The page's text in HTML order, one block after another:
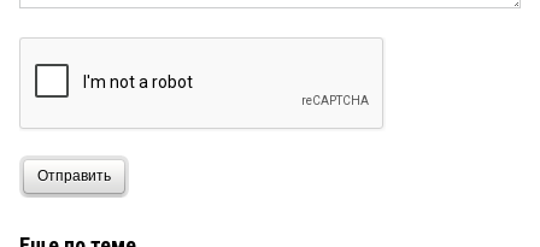
Дык Москва и по мусору как лучше хотела, чтобы
полигоны по правилам построенные да не на
лучше? Полигона как не было, так и нет, мусор
теперь абы куда выбрасывают вместо старых
добилась выполнения. Нет у региона на полигон
Отправить